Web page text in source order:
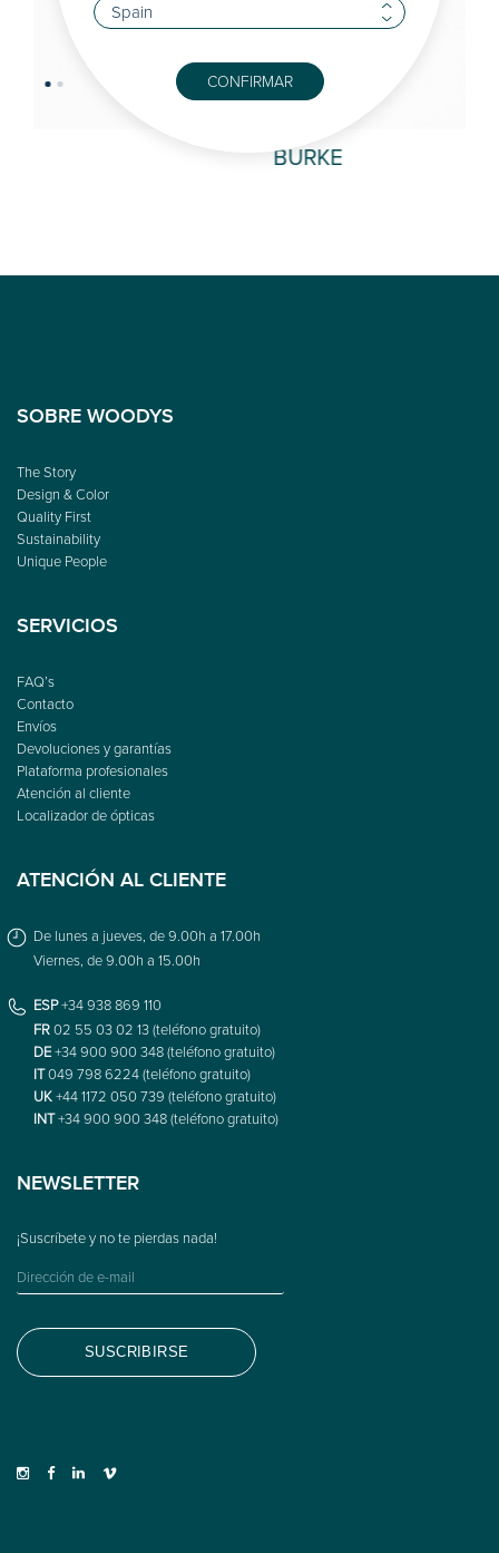
SOBRE WOODYS
The Story
Design & Color
Quality First
Sustainability
Unique People
SERVICIOS
FAQ’s
Contacto
Envíos
Devoluciones y garantías
Plataforma profesionales
Atención al cliente
Localizador de ópticas
ATENCIÓN AL CLIENTE
De lunes a jueves, de 9.00h a 17.00h
Viernes, de 9.00h a 15.00h
ESP+34 938 869 110
FR02 55 03 02 13 (teléfono gratuito)
DE+34 900 900 348 (teléfono gratuito)
IT049 798 6224 (teléfono gratuito)
UK+44 1172 050 739 (teléfono gratuito)
INT+34 900 900 348 (teléfono gratuito)
NEWSLETTER
CONFIRMAR